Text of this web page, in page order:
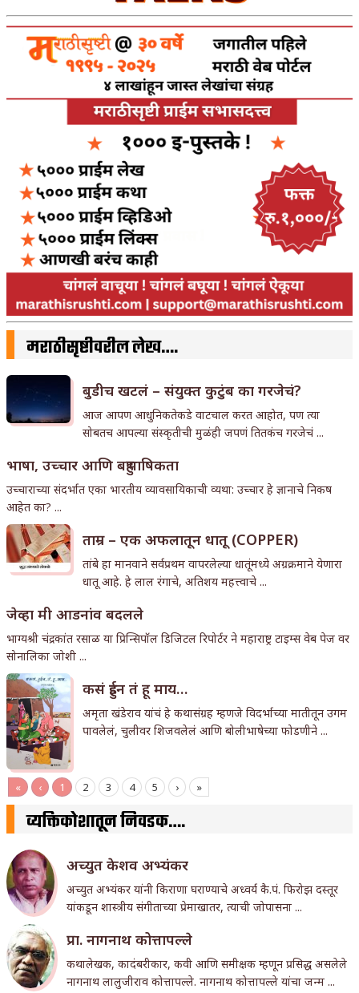
मराठीसृष्टीवरील लेख….
बुडीच खटलं – संयुक्त कुटुंब का गरजेचं?
आज आपण आधुनिकतेकडे वाटचाल करत आहोत, पण त्या
सोबतच आपल्या संस्कृतीची मुळंही जपणं तितकंच गरजेचं ...
भाषा, उच्चार आणि बहुभाषिकता
उच्चाराच्या संदर्भात एका भारतीय व्यावसायिकाची व्यथा: उच्चार हे ज्ञानाचे निकष
आहेत का? ...
ताम्र – एक अफलातून धातू (COPPER)
तांबे हा मानवाने सर्वप्रथम वापरलेल्या धातूंमध्ये अग्रक्रमाने येणारा
धातू आहे. हे लाल रंगाचे, अतिशय महत्त्वाचे ...
जेव्हा मी आडनांव बदलले
भाग्यश्री चंद्रकांत रसाळ या प्रिन्सिपॉल डिजिटल रिपोर्टर ने महाराष्ट्र टाइम्स वेब पेज वर
सोनालिका जोशी ...
कसं हुईन तं हू माय…
अमृता खंडेराव यांचं हे कथासंग्रह म्हणजे विदर्भाच्या मातीतून उगम
पावलेलं, चुलीवर शिजवलेलं आणि बोलीभाषेच्या फोडणीने ...
« ‹ 1 2 3 4 5 › »
व्यक्तिकोशातून निवडक….
अच्युत केशव अभ्यंकर
अच्युत अभ्यंकर यांनी किराणा घराण्याचे अध्वर्य कै.पं. फिरोझ दस्तूर
यांकडून शास्त्रीय संगीताच्या प्रेमाखातर, त्याची जोपासना ...
प्रा. नागनाथ कोत्तापल्ले
कथालेखक, कादंबरीकार, कवी आणि समीक्षक म्हणून प्रसिद्ध असलेले
नागनाथ लालुजीराव कोत्तापल्ले. नागनाथ कोत्तापल्ले यांचा जन्म ...